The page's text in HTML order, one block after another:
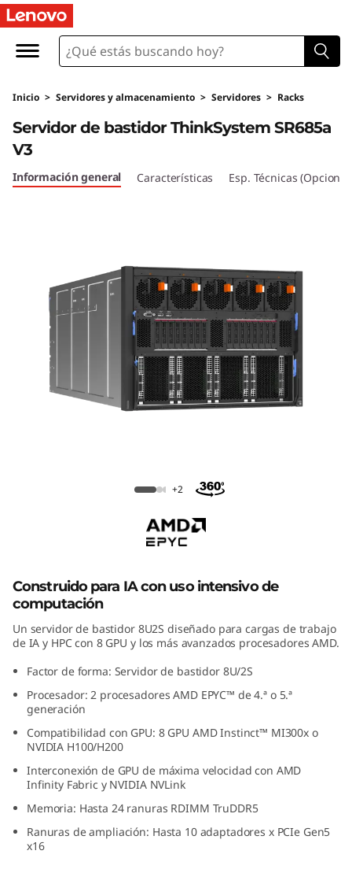
T
h
n
k
S
V
3
o
n
p
o
Inicio > Servidores y almacenamiento > Servidores > Racks
Servidor de bastidor ThinkSystem SR685a
V3
Información general Características Esp. Técnicas
+2
Construido para IA con uso intensivo de
computación
Un servidor de bastidor 8U2S diseñado para cargas de trabajo
de IA y HPC con 8 GPU y los más avanzados procesadores AMD.
Factor de forma: Servidor de bastidor 8U/2S
Procesador: 2 procesadores AMD EPYC™ de 4.ª o 5.ª
generación
Compatibilidad con GPU: 8 GPU AMD Instinct™ MI300x o
NVIDIA H100/H200
Interconexión de GPU de máxima velocidad con AMD
Infinity Fabric y NVIDIA NVLink
Memoria: Hasta 24 ranuras RDIMM TruDDR5
Ranuras de ampliación: Hasta 10 adaptadores x PCIe Gen5
x16